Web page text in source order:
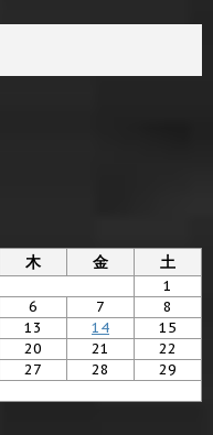
木 金 土
1
6 7
8
13 14
15
20 21
22
27 28
29